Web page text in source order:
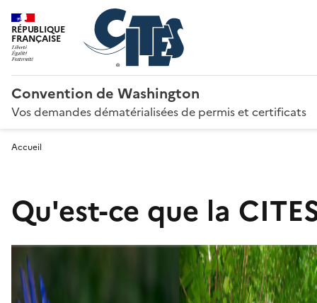
RÉPUBLIQUE
FRANÇAISE
Convention de Washington
Vos demandes dématérialisées de permis et certificats
Accueil
Qu'est-ce que la